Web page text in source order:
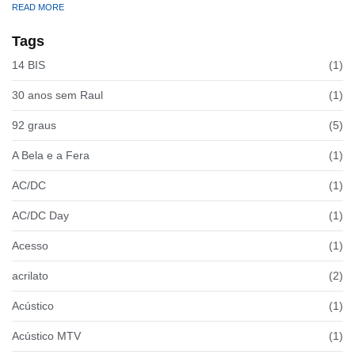
READ MORE
Tags
14 BIS (1)
30 anos sem Raul (1)
92 graus (5)
A Bela e a Fera (1)
AC/DC (1)
AC/DC Day (1)
Acesso (1)
acrilato (2)
Acústico (1)
Acústico MTV (1)